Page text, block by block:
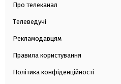
Про телеканал
Телеведучі
Рекламодавцям
Правила користування
Політика конфіденційності